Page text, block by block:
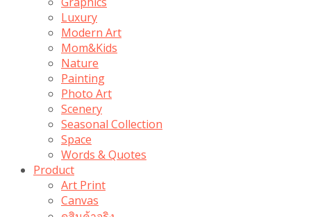
Luxury
Modern Art
Mom&Kids
Nature
Painting
Photo Art
Scenery
Seasonal Collection
Space
Words & Quotes
Product
Art Print
Canvas